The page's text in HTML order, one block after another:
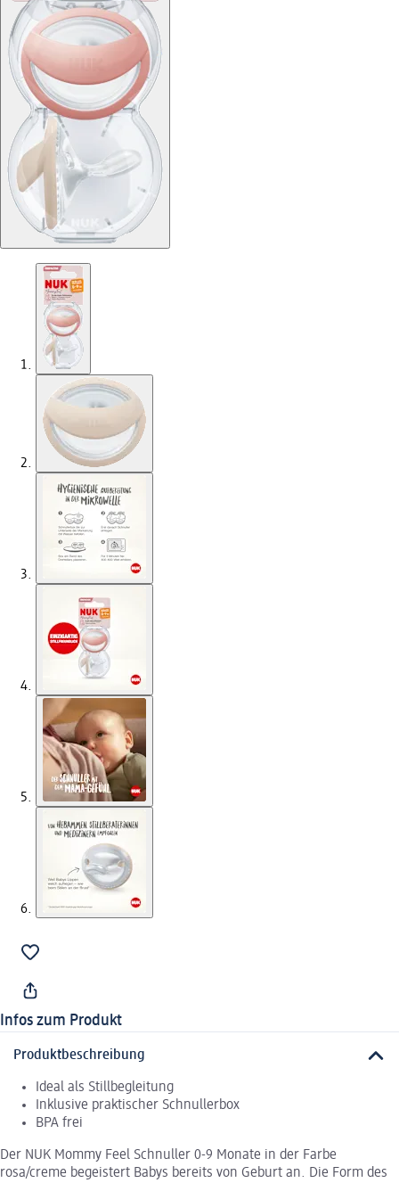
Infos zum Produkt
Produktbeschreibung
Ideal als Stillbegleitung
Inklusive praktischer Schnullerbox
BPA frei
Der NUK Mommy Feel Schnuller 0-9 Monate in der Farbe
rosa/creme begeistert Babys bereits von Geburt an. Die Form des